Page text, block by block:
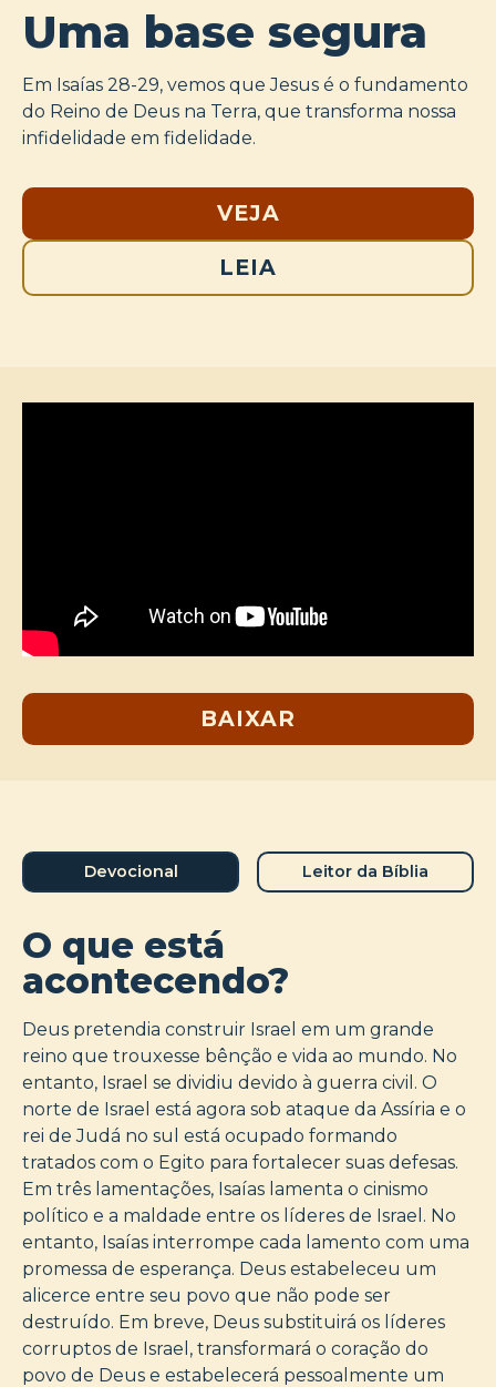
Uma base segura
Em Isaías 28-29, vemos que Jesus é o fundamento
do Reino de Deus na Terra, que transforma nossa
infidelidade em fidelidade.
VEJA
LEIA
BAIXAR
Devocional Leitor da Bíblia
O que está
acontecendo?
Deus pretendia construir Israel em um grande
reino que trouxesse bênção e vida ao mundo. No
entanto, Israel se dividiu devido à guerra civil. O
norte de Israel está agora sob ataque da Assíria e o
rei de Judá no sul está ocupado formando
tratados com o Egito para fortalecer suas defesas.
Em três lamentações, Isaías lamenta o cinismo
político e a maldade entre os líderes de Israel. No
entanto, Isaías interrompe cada lamento com uma
promessa de esperança. Deus estabeleceu um
alicerce entre seu povo que não pode ser
destruído. Em breve, Deus substituirá os líderes
corruptos de Israel, transformará o coração do
povo de Deus e estabelecerá pessoalmente um